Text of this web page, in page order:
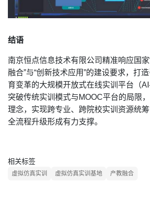
结语
南京恒点信息技术有限公司精准响应国家
融合”与“创新技术应用”的建设要求，打
育变革的大规模开放式在线实训平台（
突破传统实训模式与MOOC平台的局限，
理念，实现跨专业、跨院校实训资源统
全流程升级形成有力支撑。
相关标签
虚拟仿真实训 虚拟仿真实训基地 产教融合